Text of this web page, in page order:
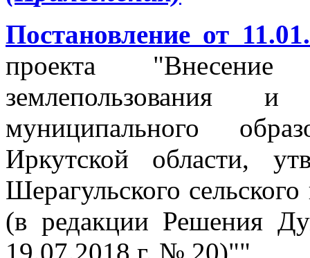
Постановление от
проекта
землепользования и
муниципального
Иркутской области,
Шерагульского
(в редакции Решения